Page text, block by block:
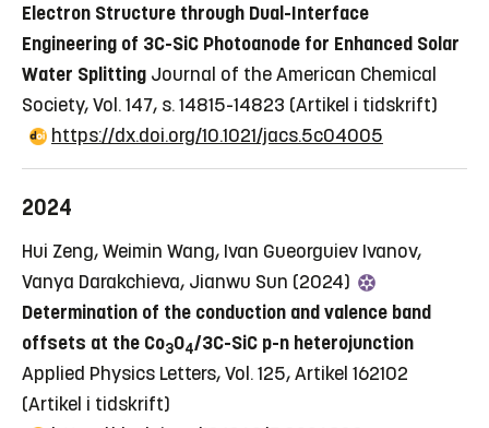
Electron Structure through Dual-Interface
Engineering of 3C-SiC Photoanode for Enhanced Solar
Water Splitting Journal of the American Chemical
Society, Vol. 147, s. 14815-14823 (Artikel i tidskrift)
https://dx.doi.org/10.1021/jacs.5c04005
2024
Hui Zeng, Weimin Wang, Ivan Gueorguiev Ivanov,
Vanya Darakchieva, Jianwu Sun (2024)
Determination of the conduction and valence band
offsets at the Co3O4/3C-SiC p-n heterojunction
Applied Physics Letters, Vol. 125, Artikel 162102
(Artikel i tidskrift)